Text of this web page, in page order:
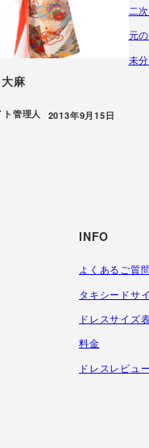
麻
ト管理人 投稿日
2013年9月15日
二
元
未
INFO
よくあるご質
タキシードサ
ドレスサイズ
料金
ドレスレビュ